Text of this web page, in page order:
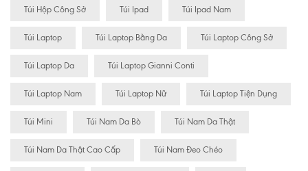
Túi Hộp Công Sở Túi Ipad Túi Ipad Nam
Túi Laptop Túi Laptop Bằng Da Túi Laptop Công Sở
Túi Laptop Da Túi Laptop Gianni Conti
Túi Laptop Nam Túi Laptop Nữ Túi Laptop Tiện Dụng
Túi Mini Túi Nam Da Bò Túi Nam Da Thật
Túi Nam Da Thật Cao Cấp Túi Nam Đeo Chéo